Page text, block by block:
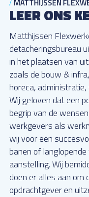
LEER ONS
Matthijssen
detacheringsbureau
in het plaatsen van
zoals de bouw &
horeca,
Wij geloven dat een
begrip van de
werkgevers als
wij voor een
banen of
aanstelling. Wij
doen er alles aan om
opdrachtgever en